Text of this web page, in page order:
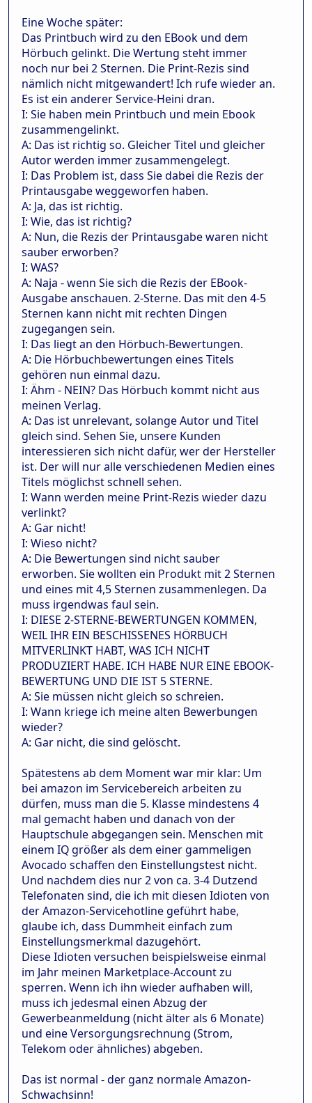
Eine Woche später:
Das Printbuch wird zu den EBook und dem
Hörbuch gelinkt. Die Wertung steht immer
noch nur bei 2 Sternen. Die Print-Rezis sind
nämlich nicht mitgewandert! Ich rufe wieder an.
Es ist ein anderer Service-Heini dran.
I: Sie haben mein Printbuch und mein Ebook
zusammengelinkt.
A: Das ist richtig so. Gleicher Titel und gleicher
Autor werden immer zusammengelegt.
I: Das Problem ist, dass Sie dabei die Rezis der
Printausgabe weggeworfen haben.
A: Ja, das ist richtig.
I: Wie, das ist richtig?
A: Nun, die Rezis der Printausgabe waren nicht
sauber erworben?
I: WAS?
A: Naja - wenn Sie sich die Rezis der EBook-
Ausgabe anschauen. 2-Sterne. Das mit den 4-5
Sternen kann nicht mit rechten Dingen
zugegangen sein.
I: Das liegt an den Hörbuch-Bewertungen.
A: Die Hörbuchbewertungen eines Titels
gehören nun einmal dazu.
I: Ähm - NEIN? Das Hörbuch kommt nicht aus
meinen Verlag.
A: Das ist unrelevant, solange Autor und Titel
gleich sind. Sehen Sie, unsere Kunden
interessieren sich nicht dafür, wer der Hersteller
ist. Der will nur alle verschiedenen Medien eines
Titels möglichst schnell sehen.
I: Wann werden meine Print-Rezis wieder dazu
verlinkt?
A: Gar nicht!
I: Wieso nicht?
A: Die Bewertungen sind nicht sauber
erworben. Sie wollten ein Produkt mit 2 Sternen
und eines mit 4,5 Sternen zusammenlegen. Da
muss irgendwas faul sein.
I: DIESE 2-STERNE-BEWERTUNGEN KOMMEN,
WEIL IHR EIN BESCHISSENES HÖRBUCH
MITVERLINKT HABT, WAS ICH NICHT
PRODUZIERT HABE. ICH HABE NUR EINE EBOOK-
BEWERTUNG UND DIE IST 5 STERNE.
A: Sie müssen nicht gleich so schreien.
I: Wann kriege ich meine alten Bewerbungen
wieder?
A: Gar nicht, die sind gelöscht.
Spätestens ab dem Moment war mir klar: Um
bei amazon im Servicebereich arbeiten zu
dürfen, muss man die 5. Klasse mindestens 4
mal gemacht haben und danach von der
Hauptschule abgegangen sein. Menschen mit
einem IQ größer als dem einer gammeligen
Avocado schaffen den Einstellungstest nicht.
Und nachdem dies nur 2 von ca. 3-4 Dutzend
Telefonaten sind, die ich mit diesen Idioten von
der Amazon-Servicehotline geführt habe,
glaube ich, dass Dummheit einfach zum
Einstellungsmerkmal dazugehört.
Diese Idioten versuchen beispielsweise einmal
im Jahr meinen Marketplace-Account zu
sperren. Wenn ich ihn wieder aufhaben will,
muss ich jedesmal einen Abzug der
Gewerbeanmeldung (nicht älter als 6 Monate)
und eine Versorgungsrechnung (Strom,
Telekom oder ähnliches) abgeben.
Das ist normal - der ganz normale Amazon-
Schwachsinn!